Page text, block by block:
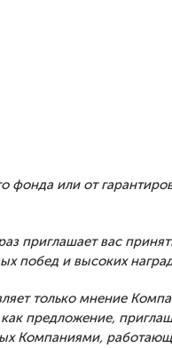
фонда или от
приглашает вас
побед и высоких
только мнение
как предложение,
Компаниями,